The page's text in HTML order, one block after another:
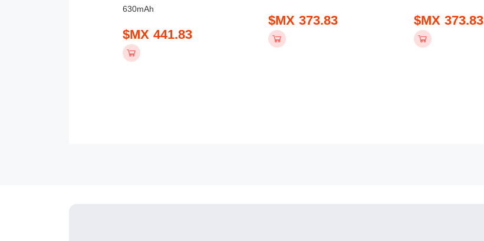
630mAh
$MX 441.83
$MX 373.83 $MX 373.83